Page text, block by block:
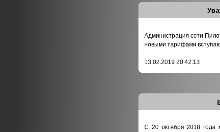
Администрация сети
новыми тарифами
13.02.2019 20:42:13
С 20 октября 2018 года